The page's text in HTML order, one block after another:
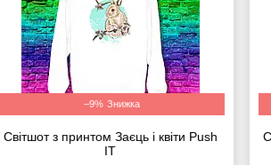
–9%
Світшот з принтом Заєць і квіти Push
IT